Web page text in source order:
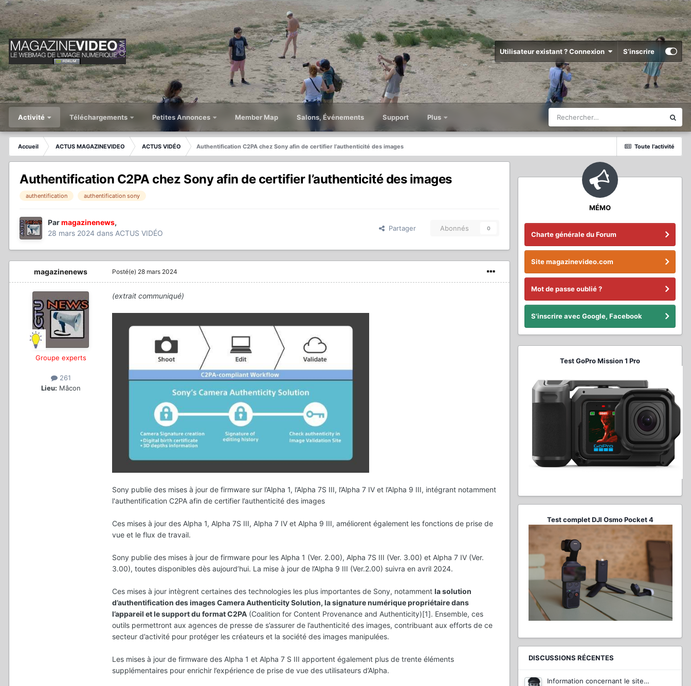
Utilisateur existant ? Connexion S’inscrire
Activité Téléchargements Petites Annonces Member Map Salons, Événements Support Plus
Toute l’activité
Accueil ACTUS MAGAZINEVIDEO ACTUS VIDÉO Authentification C2PA chez Sony afin de certifier l’authenticité des images
Authentification C2PA chez Sony afin de certifier l’authenticité des images
authentification authentification sony
Parmagazinenews,
28 mars 2024 dans ACTUS VIDÉO
Partager Abonnés 0
magazinenews
Groupe experts
261
Lieu: Mâcon
Posté(e) 28 mars 2024
(extrait communiqué)
Sony publie des mises à jour de firmware sur l’Alpha 1, l’Alpha 7S III, l’Alpha 7 IV et l’Alpha 9 III, intégrant notamment
l'authentification C2PA afin de certifier l’authenticité des images
Ces mises à jour des Alpha 1, Alpha 7S III, Alpha 7 IV et Alpha 9 III, améliorent également les fonctions de prise de
vue et le flux de travail.
Sony publie des mises à jour de firmware pour les Alpha 1 (Ver. 2.00), Alpha 7S III (Ver. 3.00) et Alpha 7 IV (Ver.
3.00), toutes disponibles dès aujourd’hui. La mise à jour de l’Alpha 9 III (Ver.2.00) suivra en avril 2024.
Ces mises à jour intègrent certaines des technologies les plus importantes de Sony, notamment la solution
d’authentification des images Camera Authenticity Solution, la signature numérique propriétaire dans
l’appareil et le support du format C2PA (Coalition for Content Provenance and Authenticity)[1]. Ensemble, ces
outils permettront aux agences de presse de s’assurer de l’authenticité des images, contribuant aux efforts de ce
secteur d’activité pour protéger les créateurs et la société des images manipulées.
Les mises à jour de firmware des Alpha 1 et Alpha 7 S III apportent également plus de trente éléments
supplémentaires pour enrichir l’expérience de prise de vue des utilisateurs d’Alpha.
MÉMO
Charte générale du Forum
Site magazinevideo.com
Mot de passe oublié ?
S'inscrire avec Google, Facebook
Test GoPro Mission 1 Pro
Test complet DJI Osmo Pocket 4
DISCUSSIONS RÉCENTES
Information concernant le site